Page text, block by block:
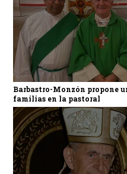
Barbastro-Monzón propone
familias en la pastoral